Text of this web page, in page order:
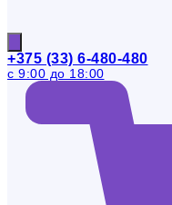
+375 (33) 6-480-480
с 9:00 до 18:00